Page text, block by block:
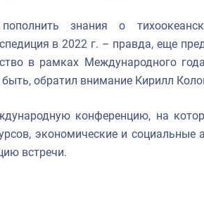
знания о
в 2022 г. – правда, еще
в рамках Международного
обратил внимание Кирилл
конференцию, на
экономические и социальные
встречи.